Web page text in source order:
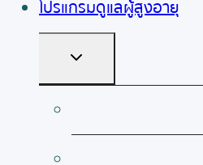
โปรแกรมดูแลผู้สูงอายุ
TOGGLE
CHILD